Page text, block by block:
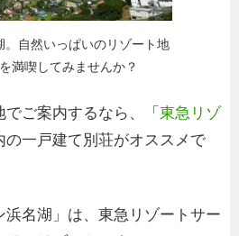
。自然いっぱいのリゾート地
満喫してみませんか？
ご案内するなら、「 東急リゾ
の一戸建て別荘がオススメで
浜名湖」は、東急リゾートサー